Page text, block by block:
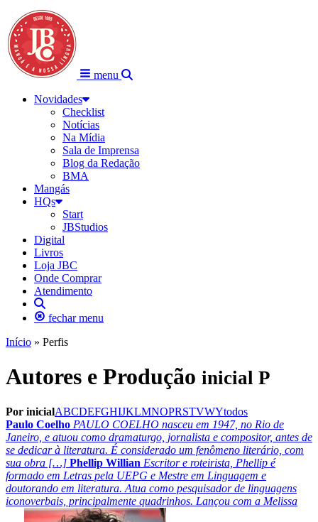
menu
Novidades
Checklist
Notícias
Na Mídia
Sala de Imprensa
Blog da Redação
BMA
Mangás
HQs
Start
JBStudios
Digital
Livros
Loja JBC
Onde Comprar
Atendimento
fechar menu
Início » Perfis
Autores e Produção inicial P
Por inicialABCDEFGHIJKLMNOPRSTVWYtodos
Paulo Coelho PAULO COELHO nasceu em 1947, no Rio de
Janeiro, e atuou como dramaturgo, jornalista e compositor, antes de
se dedicar à literatura. É considerado um fenômeno literário, com
sua obra […] Phellip Willian Escritor e roteirista, Phellip é
formado em Letras pela UEPG e Mestre em Linguagem e
doutorando em literatura. Atua como pesquisador de linguagens
iconoverbais, principalmente quadrinhos. Lançou com a Melissa